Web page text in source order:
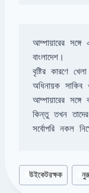
আম্পায়ারের
অধিনায়ক সাকিব
সর্বোপরি নকল
Post
Tags:
#উইকেটরক্ষক #